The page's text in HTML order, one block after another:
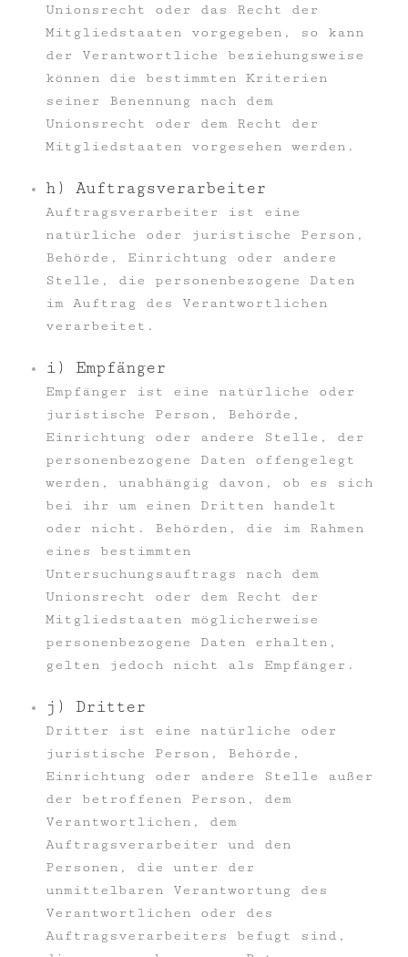
Unionsrecht oder das Recht der
Mitgliedstaaten vorgegeben, so kann
der Verantwortliche beziehungsweise
können die bestimmten Kriterien
seiner Benennung nach dem
Unionsrecht oder dem Recht der
Mitgliedstaaten vorgesehen werden.
h) Auftragsverarbeiter
Auftragsverarbeiter ist eine
natürliche oder juristische Person,
Behörde, Einrichtung oder andere
Stelle, die personenbezogene Daten
im Auftrag des Verantwortlichen
verarbeitet.
i) Empfänger
Empfänger ist eine natürliche oder
juristische Person, Behörde,
Einrichtung oder andere Stelle, der
personenbezogene Daten offengelegt
werden, unabhängig davon, ob es sich
bei ihr um einen Dritten handelt
oder nicht. Behörden, die im Rahmen
eines bestimmten
Untersuchungsauftrags nach dem
Unionsrecht oder dem Recht der
Mitgliedstaaten möglicherweise
personenbezogene Daten erhalten,
gelten jedoch nicht als Empfänger.
j) Dritter
Dritter ist eine natürliche oder
juristische Person, Behörde,
Einrichtung oder andere Stelle außer
der betroffenen Person, dem
Verantwortlichen, dem
Auftragsverarbeiter und den
Personen, die unter der
unmittelbaren Verantwortung des
Verantwortlichen oder des
Auftragsverarbeiters befugt sind,